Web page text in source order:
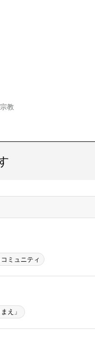
宗教
ミュニティ
え」